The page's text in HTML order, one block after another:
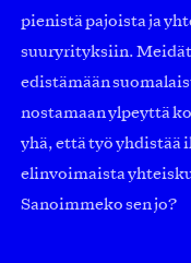
pienistä pajoista ja
suuryrityksiin. Meidät
edistämään
nostamaan ylpeyttä
yhä, että työ yhdistää
elinvoimaista
Sanoimmeko sen jo?